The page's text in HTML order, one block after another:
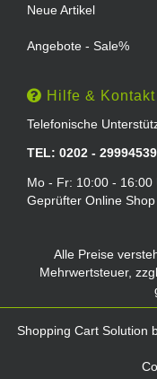
Neue Artikel
Angebote - Sale%
Hilfe & Kontakt
Telefonische
TEL: 0202 - 29994539
Mo - Fr: 10:00 - 16:00
Geprüfter Online
Alle Preise
Mehrwertsteuer, zzgl.
Shopping Cart Solution